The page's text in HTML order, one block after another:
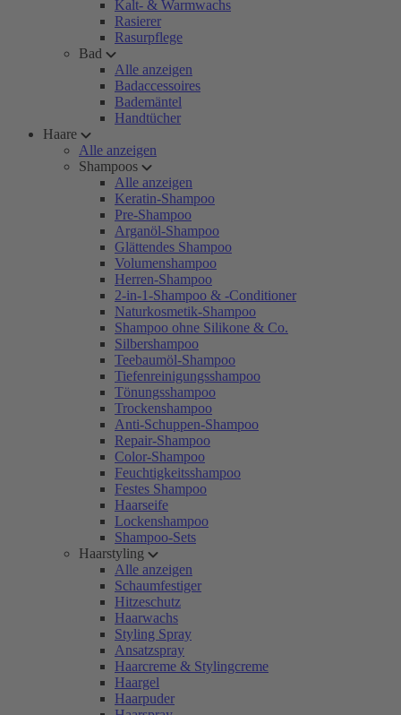
Kalt- & Warmwachs
Rasierer
Rasurpflege
Bad
Alle anzeigen
Badaccessoires
Bademäntel
Handtücher
Haare
Alle anzeigen
Shampoos
Alle anzeigen
Keratin-Shampoo
Pre-Shampoo
Arganöl-Shampoo
Glättendes Shampoo
Volumenshampoo
Herren-Shampoo
2-in-1-Shampoo & -Conditioner
Naturkosmetik-Shampoo
Shampoo ohne Silikone & Co.
Silbershampoo
Teebaumöl-Shampoo
Tiefenreinigungsshampoo
Tönungsshampoo
Trockenshampoo
Anti-Schuppen-Shampoo
Repair-Shampoo
Color-Shampoo
Feuchtigkeitsshampoo
Festes Shampoo
Haarseife
Lockenshampoo
Shampoo-Sets
Haarstyling
Alle anzeigen
Schaumfestiger
Hitzeschutz
Haarwachs
Styling Spray
Ansatzspray
Haarcreme & Stylingcreme
Haargel
Haarpuder